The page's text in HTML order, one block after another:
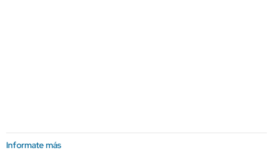
Informate más